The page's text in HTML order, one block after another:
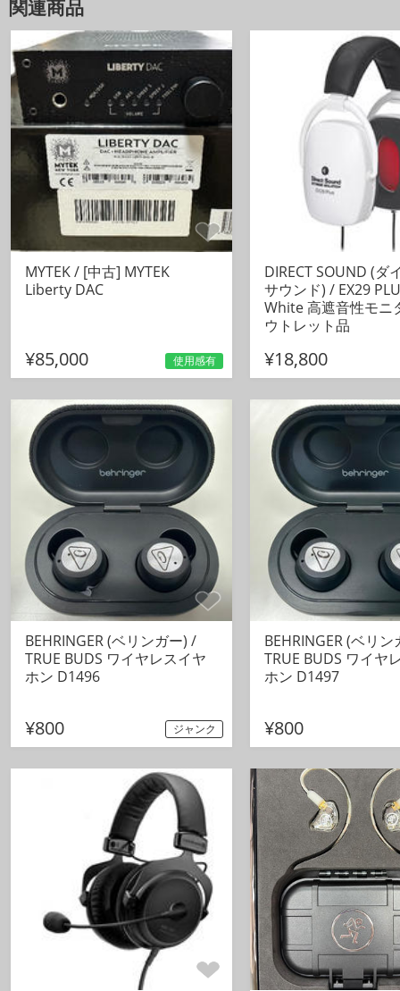
関連商品
MYTEK / [中古] MYTEK
Liberty DAC
¥85,000 使用感有
DIRECT SOUND (ダ
サウンド) / EX29
White 高遮音性モニ
ウトレット品
¥18,800
BEHRINGER (ベリンガー) /
TRUE BUDS ワイヤレスイヤ
ホン D1496
¥800 ジャンク
BEHRINGER (ベリ
TRUE BUDS ワイヤ
ホン D1497
¥800